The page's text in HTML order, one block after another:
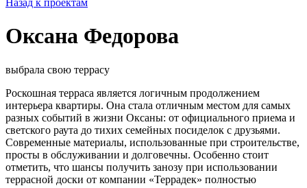
Назад к проектам
Оксана Федорова
выбрала свою террасу
Роскошная терраса является логичным продолжением
интерьера квартиры. Она стала отличным местом для самых
разных событий в жизни Оксаны: от официального приема и
светского раута до тихих семейных посиделок с друзьями.
Современные материалы, использованные при строительстве,
просты в обслуживании и долговечны. Особенно стоит
отметить, что шансы получить занозу при использовании
террасной доски от компании «Террадек» полностью